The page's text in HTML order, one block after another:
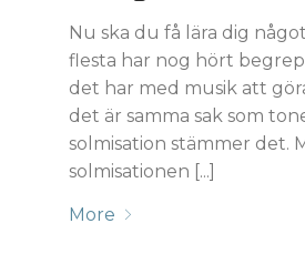
Nu ska du få lära dig
flesta har nog hört
det har med musik att
det är samma sak som
solmisation stämmer det.
solmisationen [...]
More